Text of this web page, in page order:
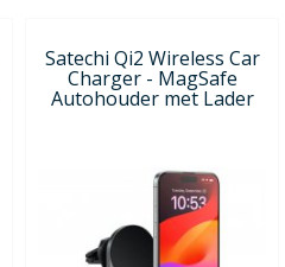
Satechi Qi2 Wireless Car
Charger - MagSafe
Autohouder met Lader